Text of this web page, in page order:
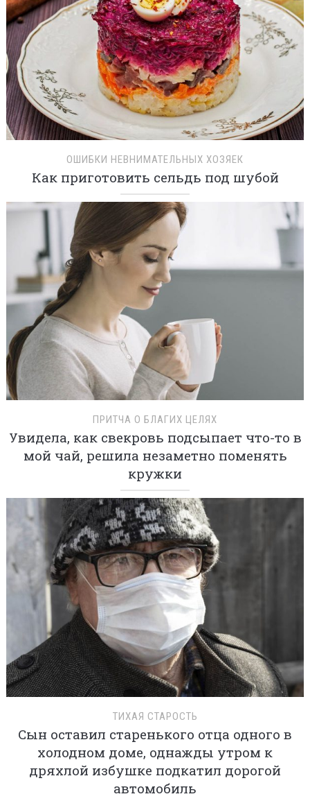
ОШИБКИ НЕВНИМАТЕЛЬНЫХ ХОЗЯЕК
Как приготовить сельдь под шубой
ПРИТЧА О БЛАГИХ ЦЕЛЯХ
Увидела, как свекровь подсыпает что-то в
мой чай, решила незаметно поменять
кружки
ТИХАЯ СТАРОСТЬ
Сын оставил старенького отца одного в
холодном доме, однажды утром к
дряхлой избушке подкатил дорогой
автомобиль